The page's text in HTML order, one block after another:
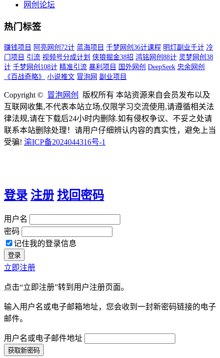
网创论坛
热门标签
赚钱项目 阿亮网创72计 蓝海项目 千梦网创36计课程 明灯副业千计 冷
门项目 引流 视频号分成计划 侠狼掘金38招 鸿铭网创88计 灵梦网创38
计 千梦网创108计 精准引流 暴利项目 国外网创 DeepSeek 忠余网创
《百战奇略》
小说推文 冒泡网 副业项目
Copyright © 冒泡网创
版权所有 本站资源来自会员发布以及
互联网收集,不代表本站立场,仅限学习交流使用,请遵循相关法
律法规,请在下载后24小时内删除.如有侵权争议、不妥之处请
联系本站删除处理！请用户仔细辨认内容的真实性，避免上当
受骗! 渝ICP备2024044316号-1
登录 注册 找回密码
用户名
密码
记住我的登录信息
立即注册
点击“立即注册”转到用户注册页面。
输入用户名或电子邮箱地址，您会收到一封新密码链接的电子
邮件。
用户名或电子邮件地址